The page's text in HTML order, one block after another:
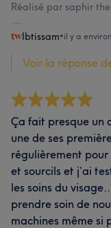
Réalisé par saphir
Ibtissam•il y a
Voir la réponse
Ça fait presque un
une de ses
régulièrement
et sourcils et j’ai
les soins du
prendre soin de
machines même si